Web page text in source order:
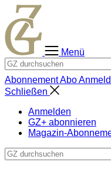
Zum
Inhalt
springen
Menü
AbonnementAbo
Schließen
Anmelden
GZ+ abonnieren
Magazin-